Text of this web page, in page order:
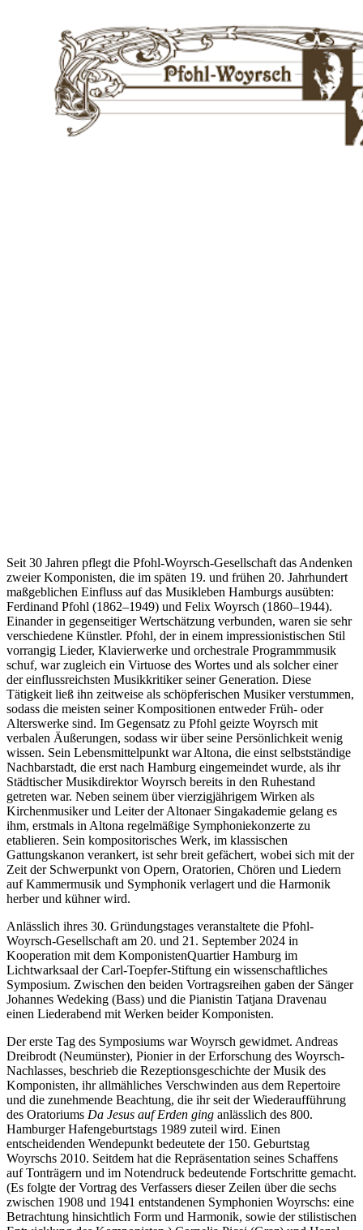
Seit 30 Jahren pflegt die Pfohl-Woyrsch-Gesellschaft das Andenken
zweier Komponisten, die im späten 19. und frühen 20. Jahrhundert
maßgeblichen Einfluss auf das Musikleben Hamburgs ausübten:
Ferdinand Pfohl (1862–1949) und Felix Woyrsch (1860–1944).
Einander in gegenseitiger Wertschätzung verbunden, waren sie sehr
verschiedene Künstler. Pfohl, der in einem impressionistischen Stil
vorrangig Lieder, Klavierwerke und orchestrale Programmmusik
schuf, war zugleich ein Virtuose des Wortes und als solcher einer
der einflussreichsten Musikkritiker seiner Generation. Diese
Tätigkeit ließ ihn zeitweise als schöpferischen Musiker verstummen,
sodass die meisten seiner Kompositionen entweder Früh- oder
Alterswerke sind. Im Gegensatz zu Pfohl geizte Woyrsch mit
verbalen Äußerungen, sodass wir über seine Persönlichkeit wenig
wissen. Sein Lebensmittelpunkt war Altona, die einst selbstständige
Nachbarstadt, die erst nach Hamburg eingemeindet wurde, als ihr
Städtischer Musikdirektor Woyrsch bereits in den Ruhestand
getreten war. Neben seinem über vierzigjährigem Wirken als
Kirchenmusiker und Leiter der Altonaer Singakademie gelang es
ihm, erstmals in Altona regelmäßige Symphoniekonzerte zu
etablieren. Sein kompositorisches Werk, im klassischen
Gattungskanon verankert, ist sehr breit gefächert, wobei sich mit der
Zeit der Schwerpunkt von Opern, Oratorien, Chören und Liedern
auf Kammermusik und Symphonik verlagert und die Harmonik
herber und kühner wird.
Anlässlich ihres 30. Gründungstages veranstaltete die Pfohl-
Woyrsch-Gesellschaft am 20. und 21. September 2024 in
Kooperation mit dem KomponistenQuartier Hamburg im
Lichtwarksaal der Carl-Toepfer-Stiftung ein wissenschaftliches
Symposium. Zwischen den beiden Vortragsreihen gaben der Sänger
Johannes Wedeking (Bass) und die Pianistin Tatjana Dravenau
einen Liederabend mit Werken beider Komponisten.
Der erste Tag des Symposiums war Woyrsch gewidmet. Andreas
Dreibrodt (Neumünster), Pionier in der Erforschung des Woyrsch-
Nachlasses, beschrieb die Rezeptionsgeschichte der Musik des
Komponisten, ihr allmähliches Verschwinden aus dem Repertoire
und die zunehmende Beachtung, die ihr seit der Wiederaufführung
des Oratoriums Da Jesus auf Erden ging anlässlich des 800.
Hamburger Hafengeburtstags 1989 zuteil wird. Einen
entscheidenden Wendepunkt bedeutete der 150. Geburtstag
Woyrschs 2010. Seitdem hat die Repräsentation seines Schaffens
auf Tonträgern und im Notendruck bedeutende Fortschritte gemacht.
(Es folgte der Vortrag des Verfassers dieser Zeilen über die sechs
zwischen 1908 und 1941 entstandenen Symphonien Woyrschs: eine
Betrachtung hinsichtlich Form und Harmonik, sowie der stilistischen